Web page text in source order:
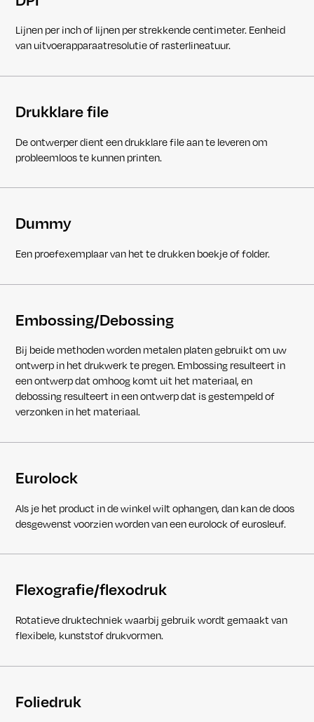
Lijnen per inch of lijnen per strekkende centimeter. Eenheid
van uitvoerapparaatresolutie of rasterlineatuur.
Drukklare file
De ontwerper dient een drukklare file aan te leveren om
probleemloos te kunnen printen.
Dummy
Een proefexemplaar van het te drukken boekje of folder.
Embossing/Debossing
Bij beide methoden worden metalen platen gebruikt om uw
ontwerp in het drukwerk te pregen. Embossing resulteert in
een ontwerp dat omhoog komt uit het materiaal, en
debossing resulteert in een ontwerp dat is gestempeld of
verzonken in het materiaal.
Eurolock
Als je het product in de winkel wilt ophangen, dan kan de doos
desgewenst voorzien worden van een eurolock of eurosleuf.
Flexografie/flexodruk
Rotatieve druktechniek waarbij gebruik wordt gemaakt van
flexibele, kunststof drukvormen.
Foliedruk